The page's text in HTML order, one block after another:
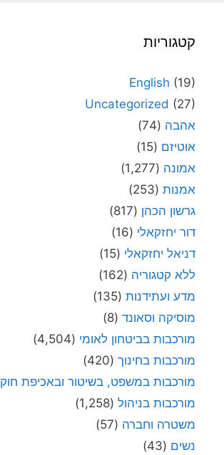
קטגוריות
English (19)
Uncategorized (27)
אהבה (74)
אוטיזם (15)
אמונה (1,277)
אמנות (253)
גרשון הכהן (817)
דור יחזקאלי (16)
דניאל יחזקאלי (15)
ללא קטגוריה (162)
מדע ועתידנות (135)
מוסיקה וסאונד (8)
מורכבות בביטחון לאומי (4,504)
מורכבות בחינוך (420)
מורכבות במשפט, בשיטור ובאכיפת חוק
מורכבות בניהול (1,258)
משטרה וחברה (57)
נשים (43)